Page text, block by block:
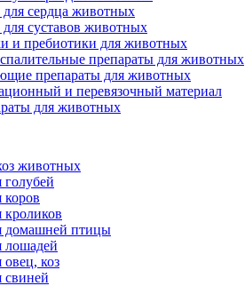
сердца животных
суставов животных
и пребиотики для животных
препараты для животных
препараты для животных
и перевязочный материал
для животных
животных
голубей
коров
кроликов
домашней птицы
лошадей
коз
свиней